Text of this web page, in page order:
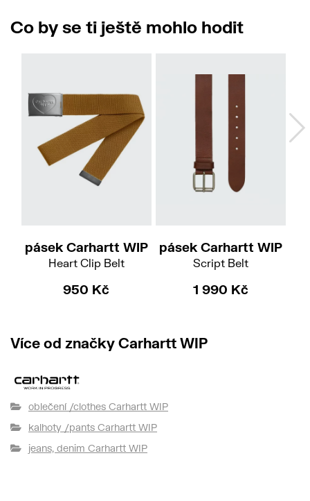
Co by se ti ještě mohlo hodit
pásek Carhartt WIP
Heart Clip Belt
950 Kč
pásek Carhartt WIP
Script Belt
1 990 Kč
Více od značky Carhartt WIP
oblečení /clothes Carhartt WIP
kalhoty /pants Carhartt WIP
jeans, denim Carhartt WIP